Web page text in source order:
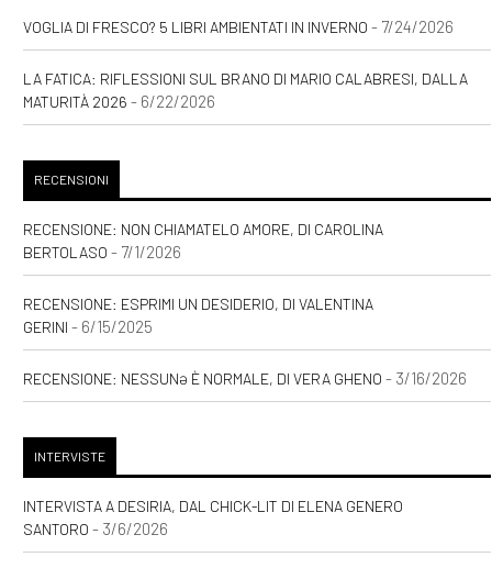
incipit
[24]Luce innaturale, di
Nicole Tinazzi: incipit
[17]
Sara Rattaro: incipit
Marzo 2021
[08]Zucchero filato, di
Settembre 2020
[30]Storie delle Terre Unite.
Il risveglio della Fenice, di
VOGLIA DI FRESCO? 5 LIBRI AMBIENTATI IN INVERNO - 7/24/2026
LA FATICA: RIFLESSIONI SUL BRANO DI MARIO CALABRESI, DALLA
MATURITÀ 2026 - 6/22/2026
RECENSIONI
RECENSIONE: NON CHIAMATELO AMORE, DI CAROLINA
BERTOLASO - 7/1/2026
RECENSIONE: ESPRIMI UN DESIDERIO, DI VALENTINA
GERINI - 6/15/2025
RECENSIONE: NESSUNƏ È NORMALE, DI VERA GHENO - 3/16/2026
INTERVISTE
INTERVISTA A DESIRIA, DAL CHICK-LIT DI ELENA GENERO
SANTORO - 3/6/2026